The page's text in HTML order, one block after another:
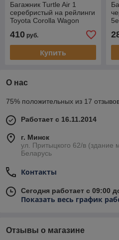
Багажник Turtle Air 1
серебристый на рейлинги
Toyota Corolla Wagon
(E11), универсал, 1997-
2001
410 руб.
Купить
О нас
75% положительных из 17
Работает с 16.11.2014
г. Минск
ул. Притыцкого 62/в (здание
Беларусь
Контакты
Сегодня работает с 09:00
Показать весь график
Отзывы о магазине